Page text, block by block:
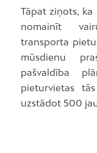
Tāpat ziņots,
nomainīt
transporta
mūsdienu
pašvaldība
pieturvietas
uzstādot 500